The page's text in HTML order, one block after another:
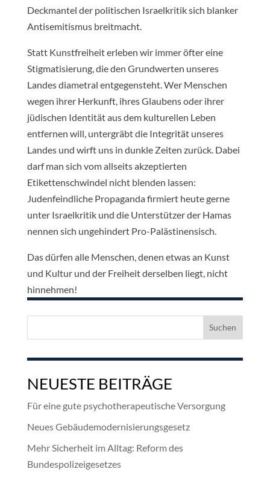
Deckmantel der politischen Israelkritik sich blanker
Antisemitismus breitmacht.
Statt Kunstfreiheit erleben wir immer öfter eine
Stigmatisierung, die den Grundwerten unseres
Landes diametral entgegensteht. Wer Menschen
wegen ihrer Herkunft, ihres Glaubens oder ihrer
jüdischen Identität aus dem kulturellen Leben
entfernen will, untergräbt die Integrität unseres
Landes und wirft uns in dunkle Zeiten zurück. Dabei
darf man sich vom allseits akzeptierten
Etikettenschwindel nicht blenden lassen:
Judenfeindliche Propaganda firmiert heute gerne
unter Israelkritik und die Unterstützer der Hamas
nennen sich ungehindert Pro-Palästinensisch.
Das dürfen alle Menschen, denen etwas an Kunst
und Kultur und der Freiheit derselben liegt, nicht
hinnehmen!
Suchen
NEUESTE BEITRÄGE
Für eine gute psychotherapeutische Versorgung
Neues Gebäudemodernisierungsgesetz
Mehr Sicherheit im Alltag: Reform des
Bundespolizeigesetzes